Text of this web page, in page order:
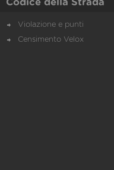
Codice della Strada
Violazione e punti
Censimento Velox